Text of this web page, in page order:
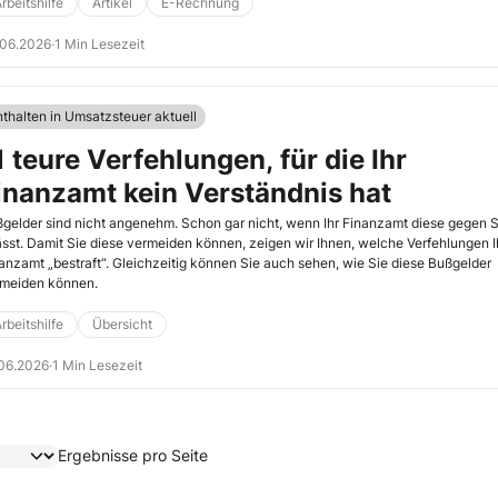
unbemerkt. Wir zeigen Ihnen, wie Sie die möglichen steuerlichen Risiken für
vermeiden.
·1 Min Lesezeit
in Umsatzsteuer aktuell
teure Verfehlungen, für die Ihr
kein Verständnis hat
sind nicht angenehm. Schon gar nicht, wenn Ihr Finanzamt diese gegen
Damit Sie diese vermeiden können, zeigen wir Ihnen, welche Verfehlungen
„bestraft“. Gleichzeitig können Sie auch sehen, wie Sie diese Bußgelder
können.
Übersicht
·1 Min Lesezeit
Ergebnisse pro Seite